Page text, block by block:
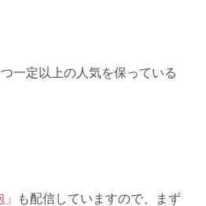
一定以上の人気を保っている
も配信していますので、まず